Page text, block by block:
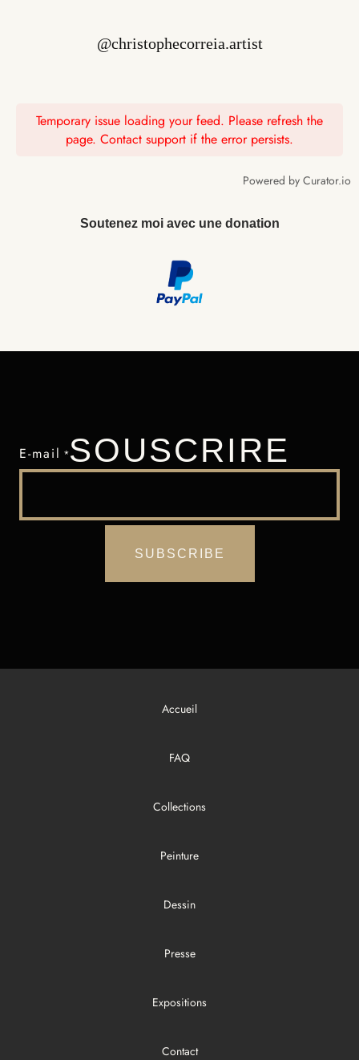
littéraires telles que la rime, la métrique,
@christophecorreia.artist
Temporary issue loading your feed. Please refresh the
page. Contact support if the error persists.
Powered by Curator.io
Soutenez moi avec une donation
SOUSCRIRE
E-mail *
Accueil
FAQ
Collections
Peinture
Dessin
Presse
Expositions
Contact